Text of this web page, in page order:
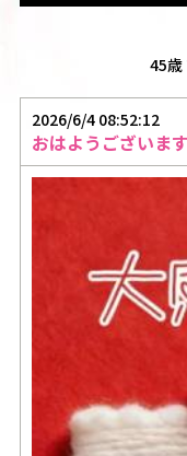
45歳
2026/6/4 08:52:12
おはようござい